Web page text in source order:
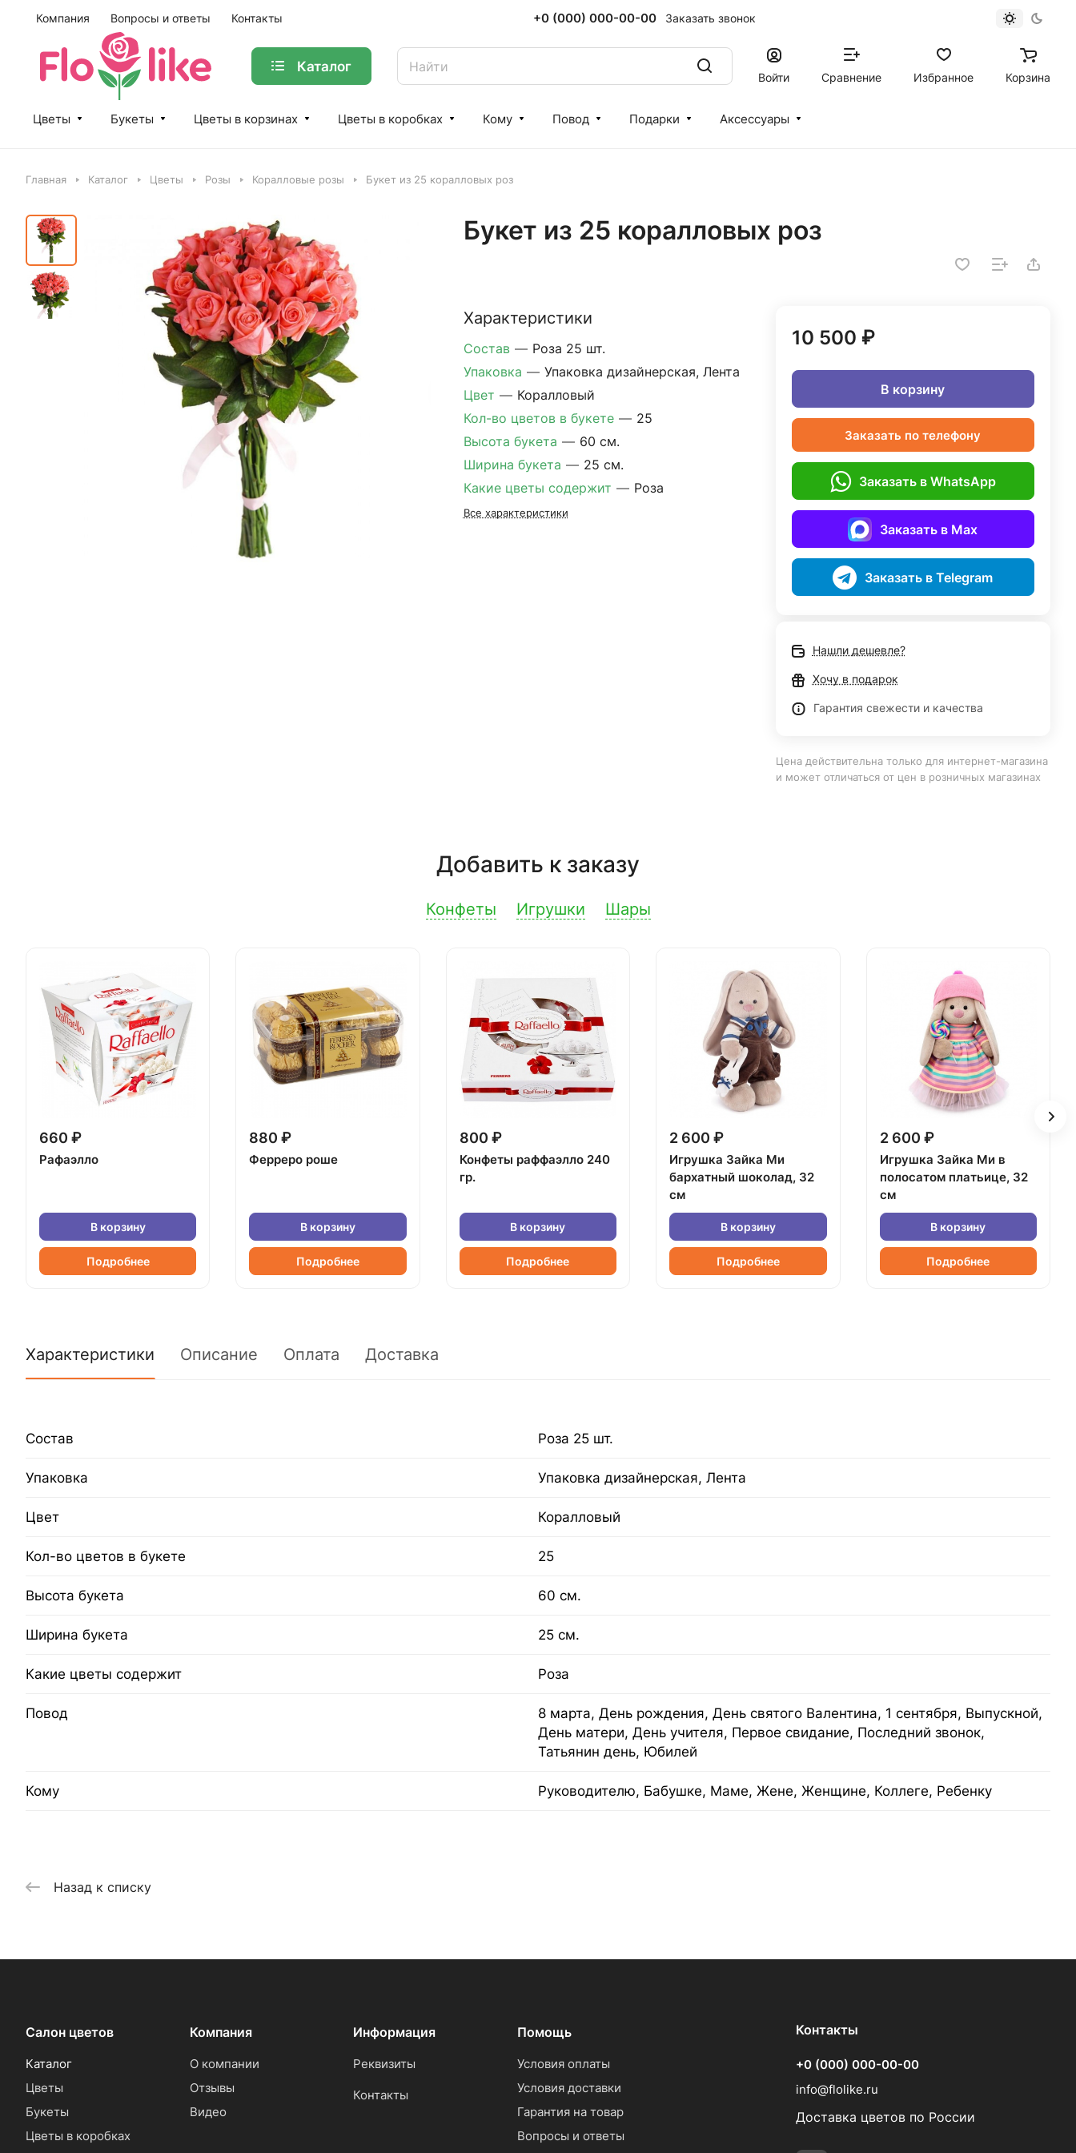
Компания Вопросы и ответы Контакты +0 (000) 000-00-00 Заказать звонок
Каталог
Войти Сравнение Избранное Корзина
Цветы Букеты Цветы в корзинах Цветы в коробках Кому Повод Подарки Аксессуары
Главная Каталог Цветы Розы Коралловые розы Букет из 25 коралловых роз
Букет из 25 коралловых роз
Характеристики
Состав — Роза 25 шт.
Упаковка — Упаковка дизайнерская, Лента
Цвет — Коралловый
Кол-во цветов в букете — 25
Высота букета — 60 см.
Ширина букета — 25 см.
Какие цветы содержит — Роза
Все характеристики
10 500 ₽
В корзину
Заказать по телефону
Заказать в WhatsApp
Заказать в Max
Заказать в Telegram
Нашли дешевле?
Хочу в подарок
Гарантия свежести и качества
Цена действительна только для интернет-магазина
и может отличаться от цен в розничных магазинах
Добавить к заказу
Конфеты Игрушки Шары
660 ₽
Рафаэлло
В корзину
Подробнее
880 ₽
Ферреро роше
В корзину
Подробнее
800 ₽
Конфеты раффаэлло 240
гр.
В корзину
Подробнее
2 600 ₽
Игрушка Зайка Ми
бархатный шоколад, 32
см
В корзину
Подробнее
2 600 ₽
Игрушка Зайка Ми в
полосатом платьице, 32
см
В корзину
Подробнее
Характеристики Описание Оплата Доставка
Состав Роза 25 шт.
Упаковка Упаковка дизайнерская, Лента
Цвет Коралловый
Кол-во цветов в букете 25
Высота букета 60 см.
Ширина букета 25 см.
Какие цветы содержит Роза
Повод
8 марта, День рождения, День святого Валентина, 1 сентября, Выпускной,
День матери, День учителя, Первое свидание, Последний звонок,
Татьянин день, Юбилей
Кому Руководителю, Бабушке, Маме, Жене, Женщине, Коллеге, Ребенку
Назад к списку
Салон цветов
Каталог
Цветы
Букеты
Цветы в коробках
Компания
О компании
Отзывы
Видео
Информация
Реквизиты
Контакты
Помощь
Условия оплаты
Условия доставки
Гарантия на товар
Вопросы и ответы
Контакты
+0 (000) 000-00-00
info@flolike.ru
Доставка цветов по России